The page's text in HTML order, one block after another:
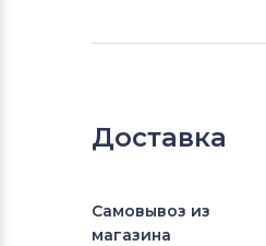
Доставка
Самовывоз из
магазина